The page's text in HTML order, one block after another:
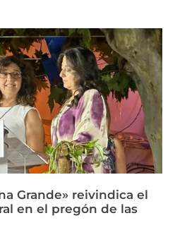
Grande» reivindica el
en el pregón de las